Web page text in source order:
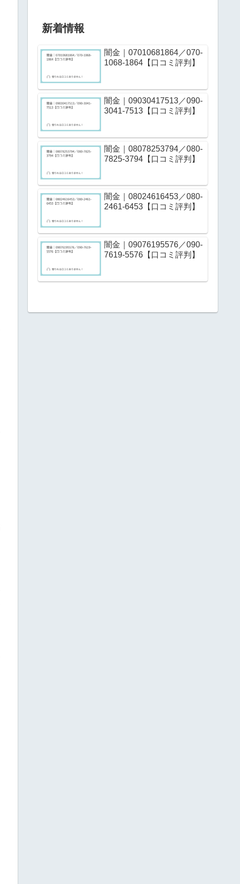
新着情報
闇金｜07010681864／070-
1068-1864【口コミ評判】
闇金｜09030417513／090-
3041-7513【口コミ評判】
闇金｜08078253794／080-
7825-3794【口コミ評判】
闇金｜08024616453／080-
2461-6453【口コミ評判】
闇金｜09076195576／090-
7619-5576【口コミ評判】